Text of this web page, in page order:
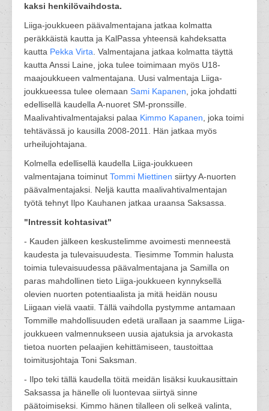
kaksi henkilövaihdosta.
Liiga-joukkueen päävalmentajana jatkaa kolmatta
peräkkäistä kautta ja KalPassa yhteensä kahdeksatta
kautta Pekka Virta . Valmentajana jatkaa kolmatta täyttä
kautta Anssi Laine, joka tulee toimimaan myös U18-
maajoukkueen valmentajana. Uusi valmentaja Liiga-
joukkueessa tulee olemaan Sami Kapanen , joka johdatti
edellisellä kaudella A-nuoret SM-pronssille.
Maalivahtivalmentajaksi palaa Kimmo Kapanen , joka toimi
tehtävässä jo kausilla 2008-2011. Hän jatkaa myös
urheilujohtajana.
Kolmella edellisellä kaudella Liiga-joukkueen
valmentajana toiminut Tommi Miettinen siirtyy A-nuorten
päävalmentajaksi. Neljä kautta maalivahtivalmentajan
työtä tehnyt Ilpo Kauhanen jatkaa uraansa Saksassa.
"Intressit kohtasivat"
- Kauden jälkeen keskustelimme avoimesti menneestä
kaudesta ja tulevaisuudesta. Tiesimme Tommin halusta
toimia tulevaisuudessa päävalmentajana ja Samilla on
paras mahdollinen tieto Liiga-joukkueen kynnyksellä
olevien nuorten potentiaalista ja mitä heidän nousu
Liigaan vielä vaatii. Tällä vaihdolla pystymme antamaan
Tommille mahdollisuuden edetä urallaan ja saamme Liiga-
joukkueen valmennukseen uusia ajatuksia ja arvokasta
tietoa nuorten pelaajien kehittämiseen, taustoittaa
toimitusjohtaja Toni Saksman.
- Ilpo teki tällä kaudella töitä meidän lisäksi kuukausittain
Saksassa ja hänelle oli luontevaa siirtyä sinne
päätoimiseksi. Kimmo hänen tilalleen oli selkeä valinta,